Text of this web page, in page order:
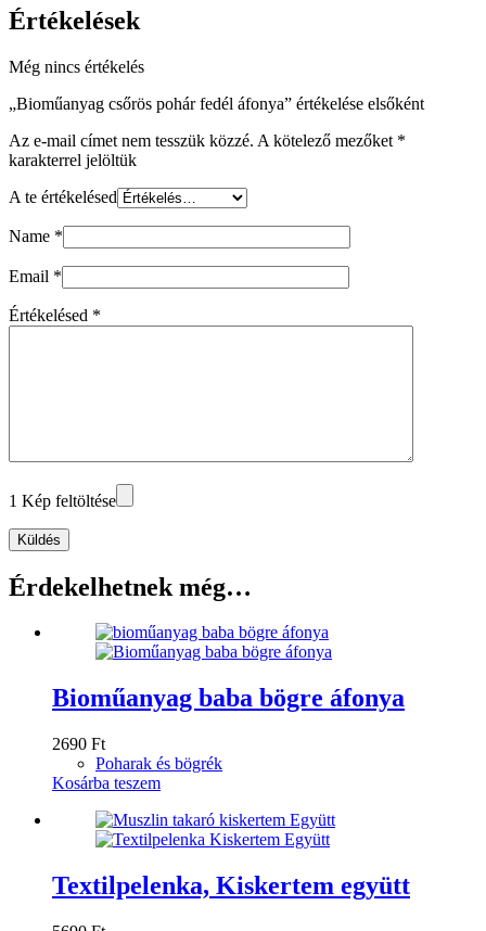
Értékelések
Még nincs értékelés
„Bioműanyag csőrös pohár fedél áfonya” értékelése elsőként
Az e-mail címet nem tesszük közzé. A kötelező mezőket *
karakterrel jelöltük
A te értékelésed
Name *
Email *
Értékelésed *
1 Kép feltöltése
Küldés
Érdekelhetnek még…
Bioműanyag baba bögre áfonya
2690 Ft
Poharak és bögrék
Kosárba teszem
Textilpelenka, Kiskertem együtt